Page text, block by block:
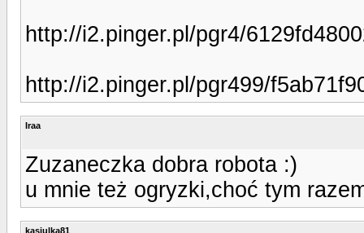
http://i2.pinger.pl/pgr4/
http://i2.pinger.pl/pgr499/
Iraa
Zuzaneczka dobra robota :)
u mnie też ogryzki,choć tym
kasiulka81